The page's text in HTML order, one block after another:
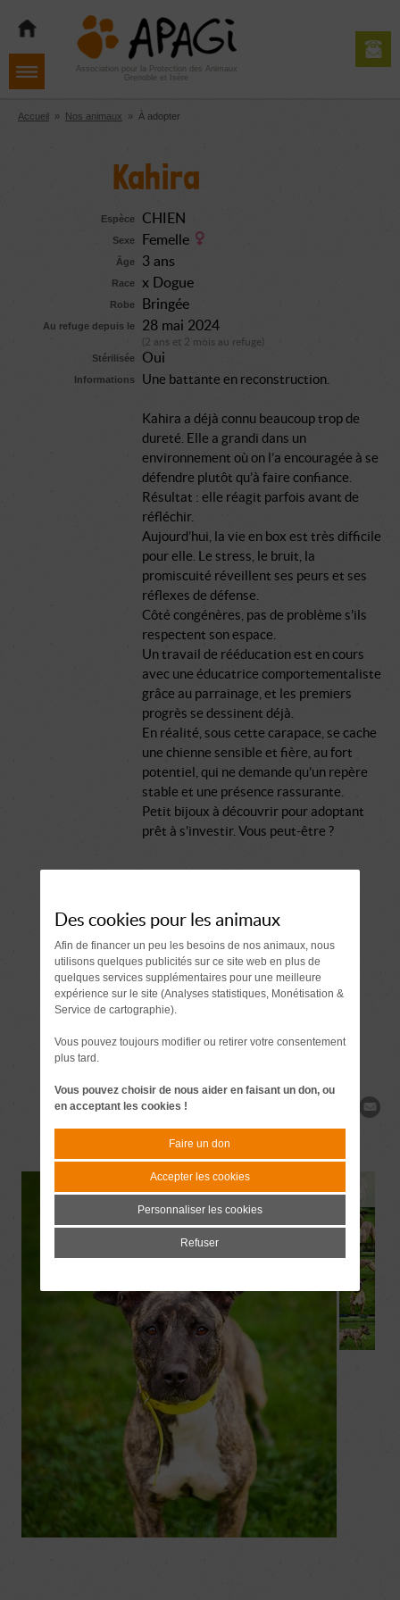
navigation
contenu
Aller
pied
de
Association pour la Protection des Animaux
Grenoble et Isère
Accueil » Nos animaux » À adopter
Kahira
Espèce CHIEN
Sexe Femelle
Âge 3 ans
Race x Dogue
Robe Bringée
Au refuge depuis le 28 mai 2024
(2 ans et 2 mois au refuge)
Stérilisée
Oui
Informations Une battante en reconstruction.
Kahira a déjà connu beaucoup trop de
dureté. Elle a grandi dans un
environnement où on l’a encouragée à se
défendre plutôt qu’à faire confiance.
Résultat : elle réagit parfois avant de
réfléchir.
Aujourd’hui, la vie en box est très difficile
pour elle. Le stress, le bruit, la
promiscuité réveillent ses peurs et ses
réflexes de défense.
Côté congénères, pas de problème s'ils
respectent son espace.
Un travail de rééducation est en cours
avec une éducatrice comportementaliste
grâce au parrainage, et les premiers
progrès se dessinent déjà.
En réalité, sous cette carapace, se cache
une chienne sensible et fière, au fort
potentiel, qui ne demande qu’un repère
stable et une présence rassurante.
Petit bijoux à découvrir pour adoptant
prêt à s'investir. Vous peut-être ?
Document à signer 7 jours
avant l'adoption
Demande de
renseignements
Des cookies pour les animaux
Afin de financer un peu les besoins de nos animaux, nous
utilisons quelques publicités sur ce site web en plus de
quelques services supplémentaires pour une meilleure
expérience sur le site (Analyses statistiques, Monétisation &
Service de cartographie).
Vous pouvez toujours modifier ou retirer votre consentement
plus tard.
Vous pouvez choisir de nous aider en faisant un don, ou
en acceptant les cookies !
Faire un don
Accepter les cookies
Personnaliser les cookies
Refuser